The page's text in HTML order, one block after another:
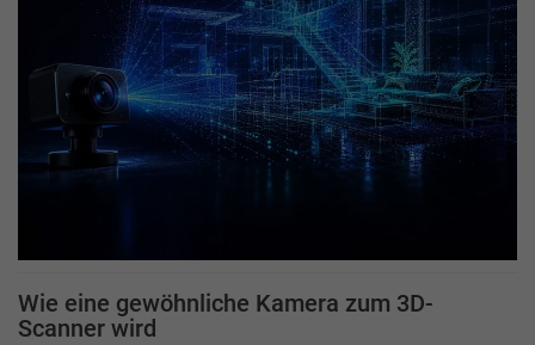
Wie eine gewöhnliche Kamera zum 3D-
Scanner wird